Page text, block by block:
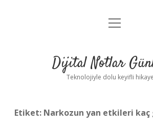
Anasayfa
Yasal Uyarı
menüyü
Dijital Notlar
Teknolojiyle dolu keyifli
Etiket: Narkozun yan etkileri kaç